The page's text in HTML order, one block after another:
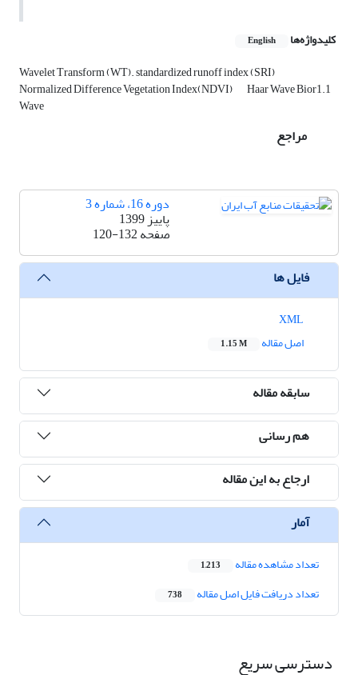
کلیدواژه‌ها English
Wavelet Transform (WT). standardized runoff index (SRI)
Normalized Difference Vegetation Index(NDVI) Haar Wave Bior1.1
Wave
مراجع
دوره 16، شماره 3
پاییز 1399
صفحه120-132
فایل ها
اصل مقاله
1.15 M
سابقه مقاله
هم رسانی
ارجاع به این مقاله
آمار
تعداد مشاهده مقاله 1,213
تعداد دریافت فایل اصل مقاله 738
دسترسی سریع